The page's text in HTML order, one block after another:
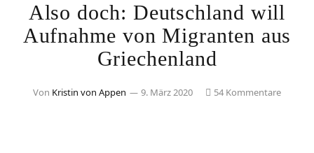
Also doch: Deutschland will
Aufnahme von Migranten aus
Griechenland
Von Kristin von Appen 9. März 2020 54 Kommentare